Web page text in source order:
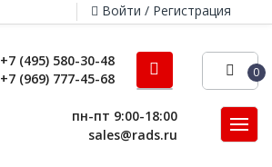
Войти / Регистрация
+7 (495) 580-30-48
+7 (969) 777-45-68
0
пн-пт 9:00-18:00
sales@rads.ru